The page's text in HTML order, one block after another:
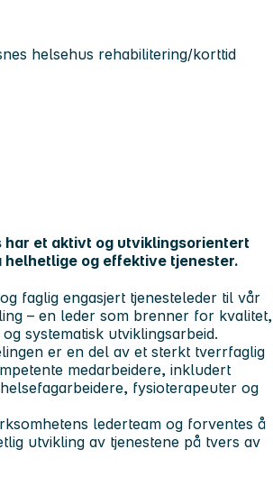
helsehus rehabilitering/korttid
har et aktivt og utviklingsorientert
helhetlige og effektive tjenester.
faglig engasjert tjenesteleder til vår
– en leder som brenner for kvalitet,
systematisk utviklingsarbeid.
er en del av et sterkt tverrfaglig
medarbeidere, inkludert
fysioterapeuter og
lederteam og forventes å
utvikling av tjenestene på tvers av